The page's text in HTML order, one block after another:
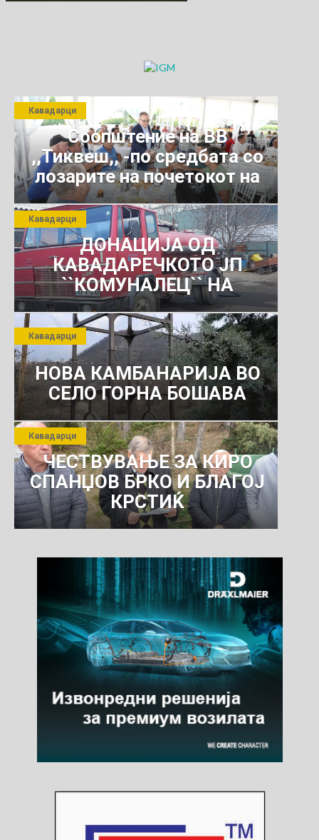
Соопштение на ВВ
,,Тиквеш,, -по средбата со
лозарите на почетокот на
јули 2026 г.
Кавадарци
ДОНАЦИЈА ОД
КАВАДАРЕЧКОТО ЈП
``КОМУНАЛЕЦ`` НА
РОСОМАНСКОТО ЈАВНО
ПРЕТПРИЈАТИЕ ЗА
КОМУНАЛНО УСЛУГИ
Кавадарци
НОВА КАМБАНАРИЈА ВО
СЕЛО ГОРНА БОШАВА
Кавадарци
ЧЕСТВУВАЊЕ ЗА КИРО
СПАНЏОВ БРКО И БЛАГОЈ
КРСТИЌ
Кавадарци